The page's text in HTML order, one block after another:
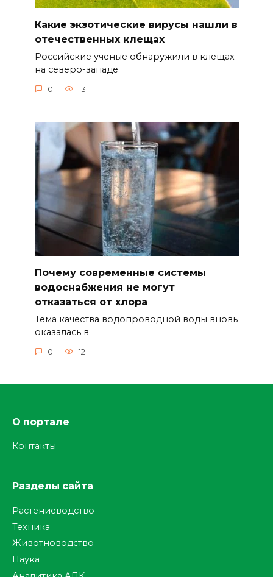
Какие экзотические вирусы нашли в
отечественных клещах
Российские ученые обнаружили в клещах
на северо-западе
0 13
Почему современные системы
водоснабжения не могут
отказаться от хлора
Тема качества водопроводной воды вновь
оказалась в
0 12
О портале
Контакты
Разделы сайта
Растениеводство
Техника
Животноводство
Наука